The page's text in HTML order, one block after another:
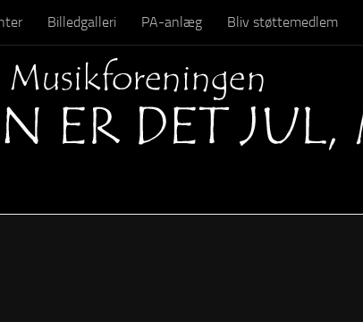
Billedgalleri PA-anlæg Bliv støttemedlem